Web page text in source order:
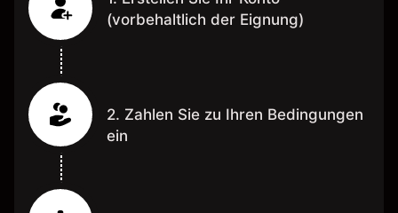
(vorbehaltlich der Eignung)
2. Zahlen Sie zu Ihren Bedingungen
ein